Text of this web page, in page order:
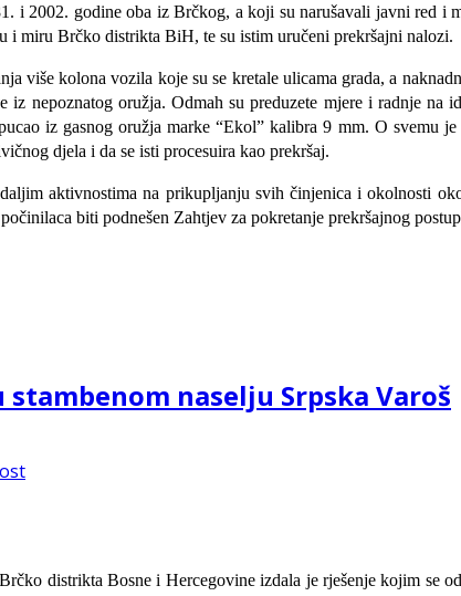
i 2002. godine oba iz Brčkog, a koji su narušavali javni red i
i miru Brčko distrikta BiH, te su istim uručeni prekršajni nalozi.
više kolona vozila koje su se kretale ulicama grada, a
iz nepoznatog oružja. Odmah su preduzete mjere i radnje
iz gasnog oružja marke “Ekol” kalibra 9 mm. O svemu
djela i da se isti procesuira kao prekršaj.
aktivnostima na prikupljanju svih činjenica i okolnosti
biti podnešen Zahtjev za pokretanje prekršajnog
stambenom naselju Srpska Varoš
distrikta Bosne i Hercegovine izdala je rješenje kojim se